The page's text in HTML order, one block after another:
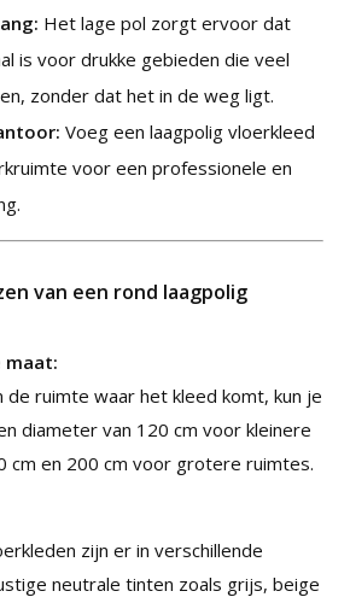
Het lage pol zorgt ervoor dat
is voor drukke gebieden die veel
zonder dat het in de weg ligt.
Voeg een laagpolig vloerkleed
voor een professionele en
van een rond laagpolig
maat:
de ruimte waar het kleed komt, kun je
diameter van 120 cm voor kleinere
cm en 200 cm voor grotere ruimtes.
zijn er in verschillende
neutrale tinten zoals grijs, beige